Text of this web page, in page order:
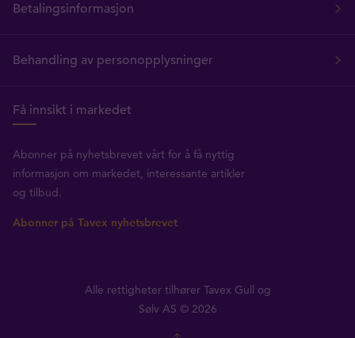
Betalingsinformasjon
Behandling av personopplysninger
Få innsikt i markedet
Abonner på nyhetsbrevet vårt for å få nyttig
informasjon om markedet, interessante artikler
og tilbud.
Abonner på Tavex nyhetsbrevet
Alle rettigheter tilhører Tavex Gull og
Sølv AS © 2026